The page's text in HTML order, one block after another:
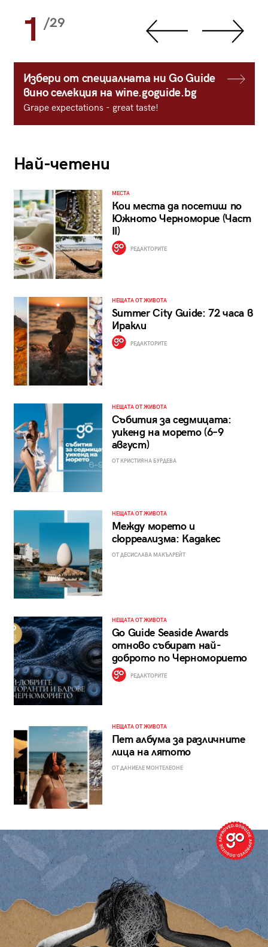
1 /29
Избери от специалната ни Go Guide
вино селекция на wine.goguide.bg
Grape expectations - great taste!
Най-четени
МЕСТА
Кои места да посетиш по
Южното Черноморие (Част
II)
РЕДАКТОРИТЕ
НЕЩАТА ОТ ЖИВОТА
Summer City Guide: 72 часа в
Иракли
РЕДАКТОРИТЕ
НЕЩАТА ОТ ЖИВОТА
Събития за седмицата:
уикенд на морето (6–9
август)
ОТ КРИСТИЯНА БУРДЕВА
НЕЩАТА ОТ ЖИВОТА
Между морето и
сюрреализма: Кадакес
ОТ ДЕСИСЛАВА МАКЪЛРЕЙТ
НЕЩАТА ОТ ЖИВОТА
Go Guide Seaside Awards
отново събират най-
доброто по Черноморието
РЕДАКТОРИТЕ
НЕЩАТА ОТ ЖИВОТА
Пет албума за различните
лица на лятото
ОТ ДАНИЕЛЕ МОНТЕЛЕОНЕ